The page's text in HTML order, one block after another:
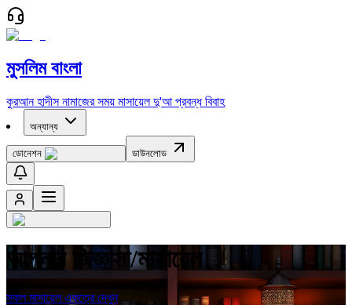
মুসলিম বাংলা
কুরআন হাদীস নামাজের সময় মাসায়েল দু'আ প্রবন্ধ বিবাহ
অন্যান্য
ডোনেশন ডাউনলোড
আপনার জিজ্ঞাসা/মাসায়েল
সকল মাসায়েল একত্রে দেখুন